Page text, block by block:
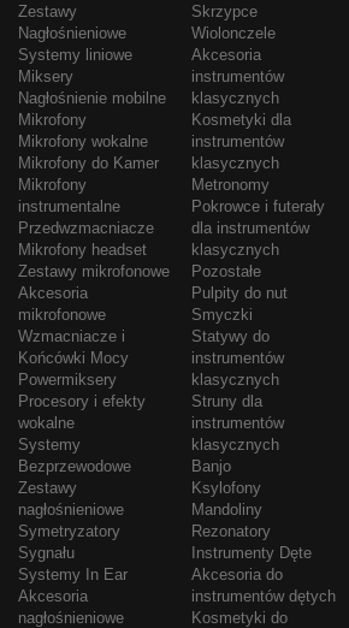
Zestawy
Nagłośnieniowe
Systemy liniowe
Miksery
Nagłośnienie mobilne
Mikrofony
Mikrofony wokalne
Mikrofony do Kamer
Mikrofony
instrumentalne
Przedwzmacniacze
Mikrofony headset
Zestawy mikrofonowe
Akcesoria
mikrofonowe
Wzmacniacze i
Końcówki Mocy
Powermiksery
Procesory i efekty
wokalne
Systemy
Bezprzewodowe
Zestawy
nagłośnieniowe
Symetryzatory
Sygnału
Systemy In Ear
Akcesoria
nagłośnieniowe
Skrzypce
Wiolonczele
Akcesoria
instrumentów
klasycznych
Kosmetyki dla
instrumentów
klasycznych
Metronomy
Pokrowce i futerały
dla instrumentów
klasycznych
Pozostałe
Pulpity do nut
Smyczki
Statywy do
instrumentów
klasycznych
Struny dla
instrumentów
klasycznych
Banjo
Ksylofony
Mandoliny
Rezonatory
Instrumenty Dęte
Akcesoria do
instrumentów dętych
Kosmetyki do